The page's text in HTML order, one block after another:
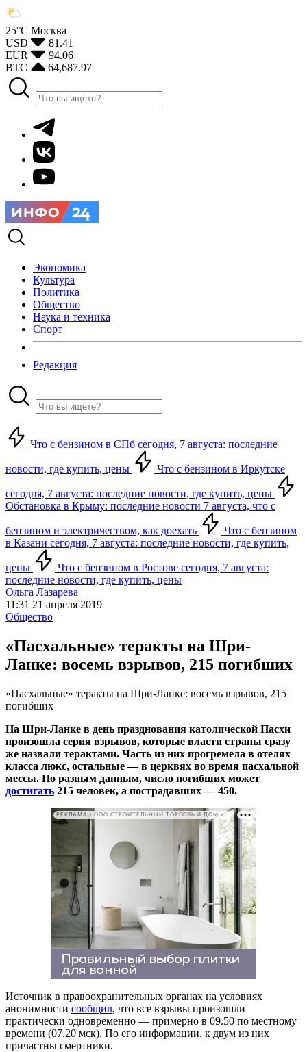
25°С Москва
USD
81.41
EUR
94.06
BTC
64,687.97
Экономика
Культура
Политика
Общество
Наука и техника
Спорт
Редакция
Что с бензином в СПб сегодня, 7 августа: последние
новости, где купить, цены Что с бензином в Иркутске
сегодня, 7 августа: последние новости, где купить, цены
Обстановка в Крыму: последние новости 7 августа, что с
бензином и электричеством, как доехать
Что с бензином
в Казани сегодня, 7 августа: последние новости, где купить,
цены
Что с бензином в Ростове сегодня, 7 августа:
последние новости, где купить, цены
Ольга Лазарева
11:31 21 апреля 2019
Общество
«Пасхальные» теракты на Шри-
Ланке: восемь взрывов, 215 погибших
«Пасхальные» теракты на Шри-Ланке: восемь взрывов, 215
погибших
На Шри-Ланке в день празднования католической Пасхи
произошла серия взрывов, которые власти страны сразу
же назвали терактами. Часть из них прогремела в отелях
класса люкс, остальные — в церквях во время пасхальной
мессы. По разным данным, число погибших может
достигать 215 человек, а пострадавших — 450.
РЕКЛАМА • ООО СТРОИТЕЛЬНЫЙ ТОРГОВЫЙ ДОМ «ПЕТРОВИЧ». ИНН: 7802348846
Источник в правоохранительных органах на условиях
анонимности сообщил, что все взрывы произошли
практически одновременно — примерно в 09.50 по местному
времени (07.20 мск). По его информации, к двум из них
причастны смертники.